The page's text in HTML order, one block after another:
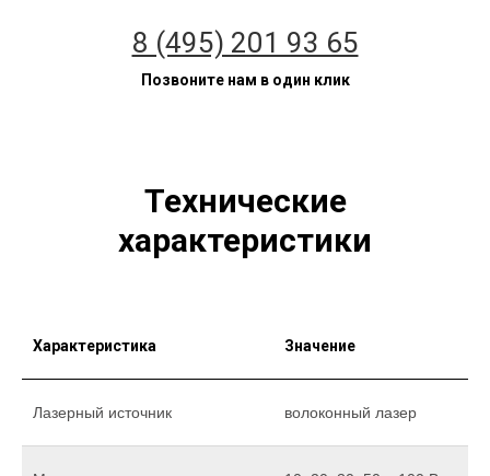
8 (495) 201 93 65
Позвоните нам в один клик
Технические
характеристики
Характеристика Значение
Лазерный источник волоконный лазер